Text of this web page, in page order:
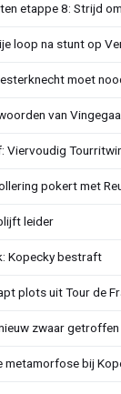
etappe 8: Strijd
loop na stunt op
moet
van
pokert met
leider
Kopecky bestraft
plots uit Tour de
zwaar getroffen
metamorfose bij